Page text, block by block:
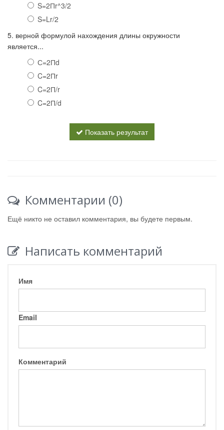
S=2Пr^3/2
S=Lr/2
5. верной формулой нахождения длины окружности
является...
С=2Пd
C=2Пr
C=2П/r
C=2П/d
Показать результат
Комментарии (0)
Ещё никто не оставил комментария, вы будете первым.
Написать комментарий
Имя
Email
Комментарий